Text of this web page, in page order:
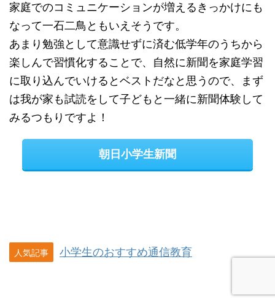
家庭でのコミュニケーションが増えるきっかけにも
なって一石二鳥ともいえそうです。
あまり勉強として意識せずに済む低学年のうちから
楽しんで習慣化することで、自然に新聞を家庭学習
に取り込んでいけるとベストだなと思うので、まず
は我が家も試読をして子どもと一緒に新聞体験して
みるつもりですよ！
朝日小学生新聞
人気記事 小学生のおすすめ通信教育